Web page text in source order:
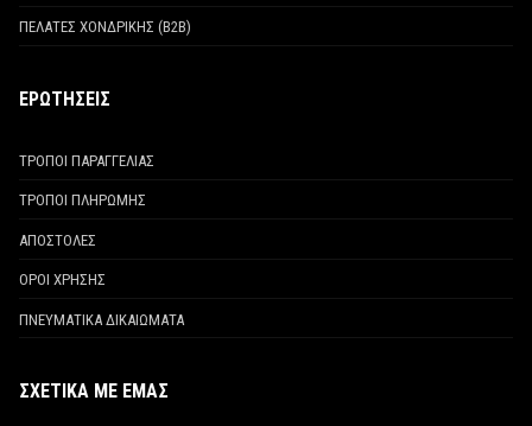
ΠΕΛΑΤΕΣ ΧΟΝΔΡΙΚΗΣ (Β2Β)
ΕΡΩΤΗΣΕΙΣ
ΤΡΟΠΟΙ ΠΑΡΑΓΓΕΛΙΑΣ
ΤΡΟΠΟΙ ΠΛΗΡΩΜΗΣ
ΑΠΟΣΤΟΛΕΣ
ΟΡΟΙ ΧΡΗΣΗΣ
ΠΝΕΥΜΑΤΙΚΑ ΔΙΚΑΙΩΜΑΤΑ
ΣΧΕΤΙΚΑ ΜΕ ΕΜΑΣ